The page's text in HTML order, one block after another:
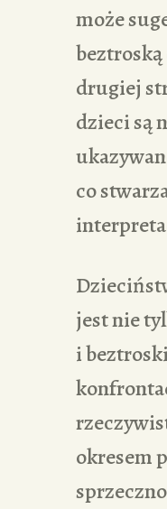
może
drugiej
dzieci są
co
jest nie
i
okresem